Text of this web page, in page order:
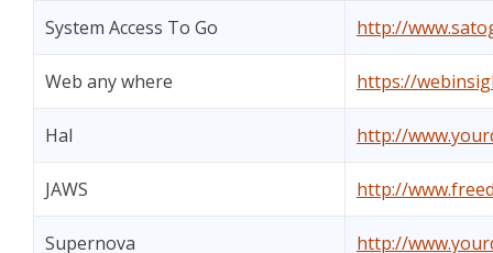
System Access To Go http://
Web any where https://
Hal http://
JAWS http://
Supernova http://